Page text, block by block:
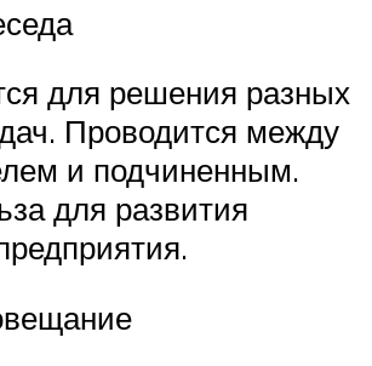
для решения разных
Проводится между
и подчиненным.
для развития